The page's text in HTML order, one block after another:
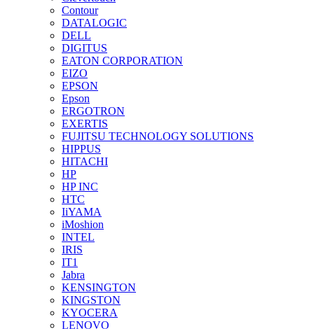
Contour
DATALOGIC
DELL
DIGITUS
EATON CORPORATION
EIZO
EPSON
Epson
ERGOTRON
EXERTIS
FUJITSU TECHNOLOGY SOLUTIONS
HIPPUS
HITACHI
HP
HP INC
HTC
IiYAMA
iMoshion
INTEL
IRIS
IT1
Jabra
KENSINGTON
KINGSTON
KYOCERA
LENOVO